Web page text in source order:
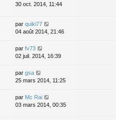
30 oct. 2014, 11:44
par quiki77
04 août 2014, 21:46
par fv73
02 juil. 2014, 16:39
par gsa
25 mars 2014, 11:25
par Mc Rai
03 mars 2014, 00:35